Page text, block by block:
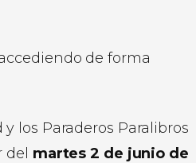
de forma
los Paraderos Paralibros
del martes 2 de junio de